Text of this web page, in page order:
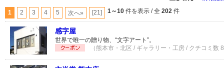
1 2 3 4 5 次へ» [21] 1～10 件を表示 / 全 202 件
感字屋
世界で唯一の贈り物、“文字アート”。
（熊本市・北区 / ギャラリー・工房 / クチコミ数